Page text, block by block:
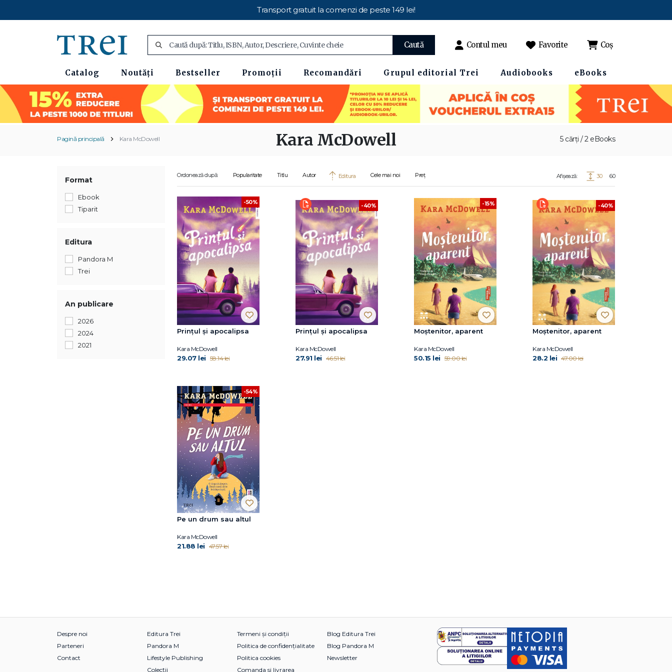
Transport gratuit la comenzi de peste 149 lei!
Caută Contul meu Favorite Coș
Catalog Noutăți Bestseller Promoții Recomandări Grupul editorial Trei Audiobooks eBooks
Pagină principală Kara McDowell 5 cărți / 2 eBooks
Kara McDowell
Format
Ebook
Tiparit
Editura
Pandora M
Trei
An publicare
2026
2024
2021
Ordonează după: Popularitate Titlu Autor Editura Cele mai noi Preț Afișează: 30 60
-50%
Prințul și apocalipsa
Kara McDowell
29.07 lei 58.14 lei
-40%
Prințul și apocalipsa
Kara McDowell
27.91 lei 46.51 lei
-15%
Moștenitor, aparent
Kara McDowell
50.15 lei 59.00 lei
-40%
Moștenitor, aparent
Kara McDowell
28.2 lei 47.00 lei
-54%
Pe un drum sau altul
Kara McDowell
21.88 lei 47.57 lei
Despre noi
Parteneri
Contact
Editura Trei
Pandora M
Lifestyle Publishing
Colecții
Termeni și condiții
Politica de confidențialitate
Politica cookies
Comanda si livrarea
Blog Editura Trei
Blog Pandora M
Newsletter